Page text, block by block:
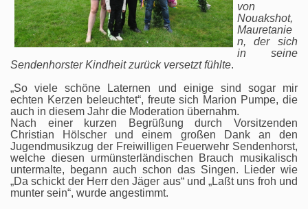
von
Nouakshot,
Mauretanie
n, der sich
in seine
Sendenhorster Kindheit zurück versetzt fühlte.
„So viele schöne Laternen und einige sind sogar mir
echten Kerzen beleuchtet“, freute sich Marion Pumpe, die
auch in diesem Jahr die Moderation übernahm.
Nach einer kurzen Begrüßung durch Vorsitzenden
Christian Hölscher und einem großen Dank an den
Jugendmusikzug der Freiwilligen Feuerwehr Sendenhorst,
welche diesen urmünsterländischen Brauch musikalisch
untermalte, begann auch schon das Singen. Lieder wie
„Da schickt der Herr den Jäger aus“ und „Laßt uns froh und
munter sein“, wurde angestimmt.